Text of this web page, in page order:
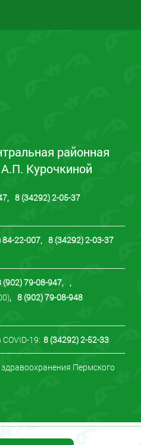
районная
Курочкиной
, 8 (34292) 2-05-37
84-22-007, 8 (34292) 2-03-37
(902) 79-08-947, ,
, 8 (902) 79-08-948
19: 8 (34292) 2-52-33
Пермского